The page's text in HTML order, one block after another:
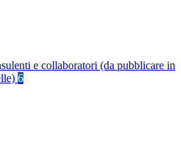
e collaboratori (da pubblicare in
6